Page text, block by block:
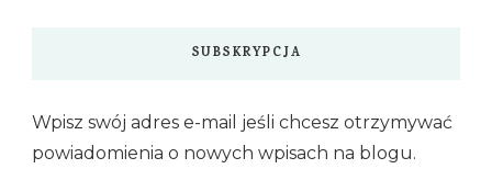
SUBSKRYPCJA
Wpisz swój adres e-mail jeśli chcesz otrzymywać
powiadomienia o nowych wpisach na blogu.